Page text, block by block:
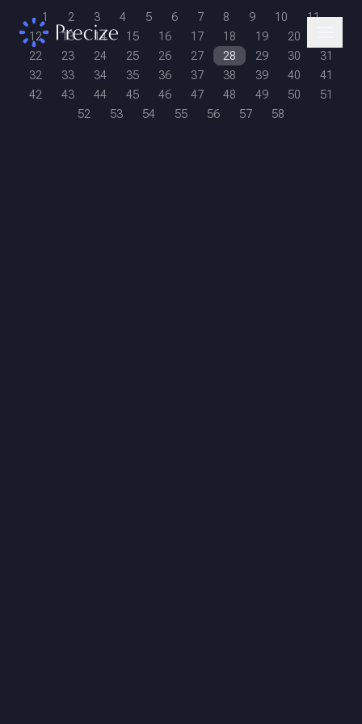
1 2 3 4 5 6 7 8 9 10
11
12
13 14 15 16 17 18 19 20
22
23 24 25 26 27 28 29 30
31
32
33 34 35 36 37 38 39 40
41
42
43 44 45 46 47 48 49 50
51
52
53 54 55 56 57 58